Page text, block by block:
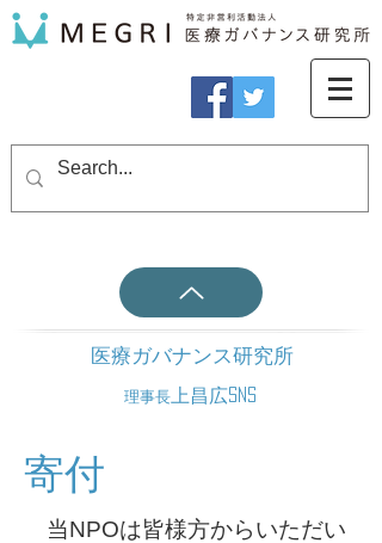
医療ガバナンス研究所
理事長 上昌広SNS
寄付
当NPOは皆様方からいただい